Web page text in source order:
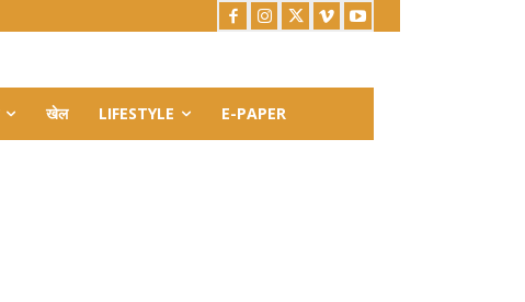
खेल LIFESTYLE E-PAPER